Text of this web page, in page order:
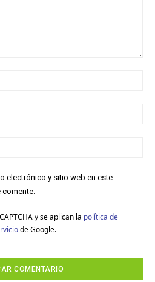
electrónico y sitio web en este
comente.
y se aplican la política de
de Google.